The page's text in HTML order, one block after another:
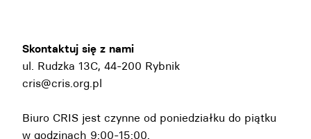
Skontaktuj się z nami
ul. Rudzka 13C, 44-200 Rybnik
cris@cris.org.pl
Biuro CRIS jest czynne od poniedziałku do piątku
w godzinach 9:00-15:00.